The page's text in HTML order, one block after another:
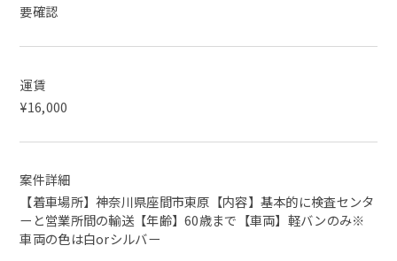
要確認
運賃
¥16,000
案件詳細
【着車場所】神奈川県座間市東原【内容】基本的に検査センタ
ーと営業所間の輸送【年齢】60歳まで【車両】軽バンのみ※
車両の色は白orシルバー